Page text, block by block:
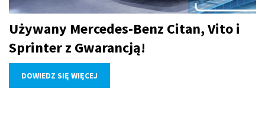
Używany Mercedes-Benz Citan, Vito i
Sprinter z Gwarancją!
DOWIEDZ SIĘ WIĘCEJ